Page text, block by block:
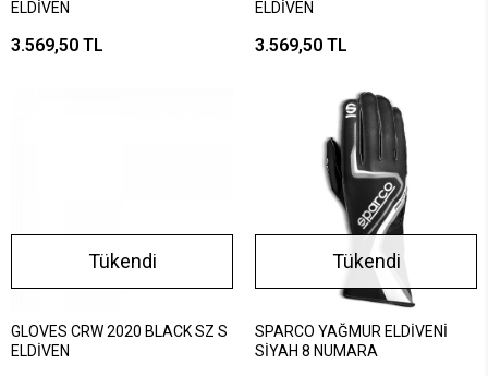
ELDİVEN
3.569,50 TL
ELDİVEN
3.569,50 TL
Tükendi
GLOVES CRW 2020 BLACK SZ S
ELDİVEN
Tükendi
SPARCO YAĞMUR ELDİVENİ
SİYAH 8 NUMARA